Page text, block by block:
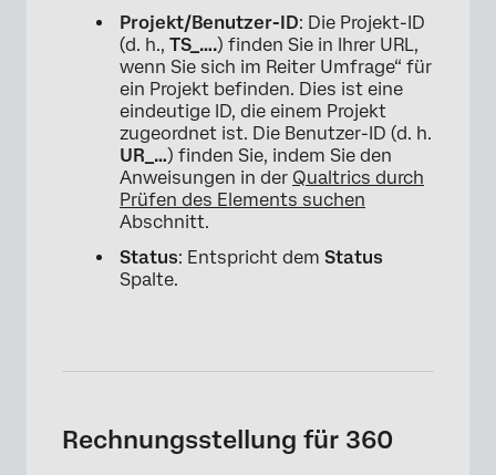
Projekt/Benutzer-ID: Die Projekt-ID
(d. h., TS_….) finden Sie in Ihrer URL,
wenn Sie sich im Reiter Umfrage“ für
ein Projekt befinden. Dies ist eine
eindeutige ID, die einem Projekt
zugeordnet ist. Die Benutzer-ID (d. h.
UR_…) finden Sie, indem Sie den
Anweisungen in der Qualtrics durch
Prüfen des Elements suchen
Abschnitt.
Status: Entspricht dem Status
Spalte.
Rechnungsstellung für 360